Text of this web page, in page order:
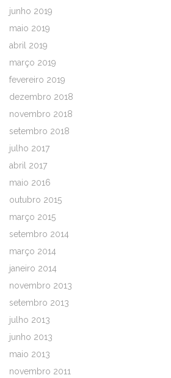
junho 2019
maio 2019
abril 2019
março 2019
fevereiro 2019
dezembro 2018
novembro 2018
setembro 2018
julho 2017
abril 2017
maio 2016
outubro 2015
março 2015
setembro 2014
março 2014
janeiro 2014
novembro 2013
setembro 2013
julho 2013
junho 2013
maio 2013
novembro 2011